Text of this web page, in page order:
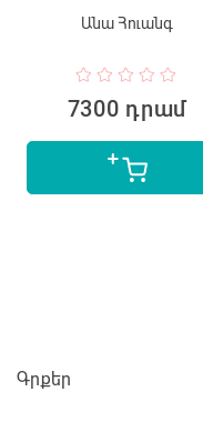
Անա Հուանգ
7300 դրամ
Գրքեր